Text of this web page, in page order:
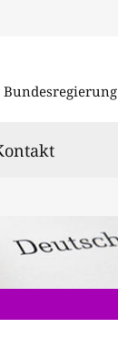
Bundesregierung